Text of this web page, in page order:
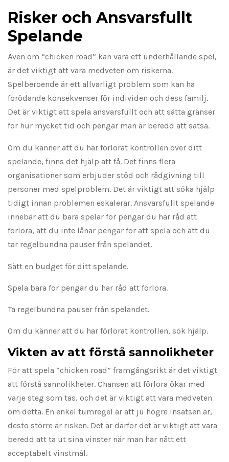
Risker och Ansvarsfullt
Spelande
Även om “chicken road” kan vara ett underhållande spel,
är det viktigt att vara medveten om riskerna.
Spelberoende är ett allvarligt problem som kan ha
förödande konsekvenser för individen och dess familj.
Det är viktigt att spela ansvarsfullt och att sätta gränser
för hur mycket tid och pengar man är beredd att satsa.
Om du känner att du har förlorat kontrollen över ditt
spelande, finns det hjälp att få. Det finns flera
organisationer som erbjuder stöd och rådgivning till
personer med spelproblem. Det är viktigt att söka hjälp
tidigt innan problemen eskalerar. Ansvarsfullt spelande
innebär att du bara spelar för pengar du har råd att
förlora, att du inte lånar pengar för att spela och att du
tar regelbundna pauser från spelandet.
Sätt en budget för ditt spelande.
Spela bara för pengar du har råd att förlora.
Ta regelbundna pauser från spelandet.
Om du känner att du har förlorat kontrollen, sök hjälp.
Vikten av att förstå sannolikheter
För att spela “chicken road” framgångsrikt är det viktigt
att förstå sannolikheter. Chansen att förlora ökar med
varje steg som tas, och det är viktigt att vara medveten
om detta. En enkel tumregel är att ju högre insatsen är,
desto större är risken. Det är därför det är viktigt att vara
beredd att ta ut sina vinster när man har nått ett
acceptabelt vinstmål.